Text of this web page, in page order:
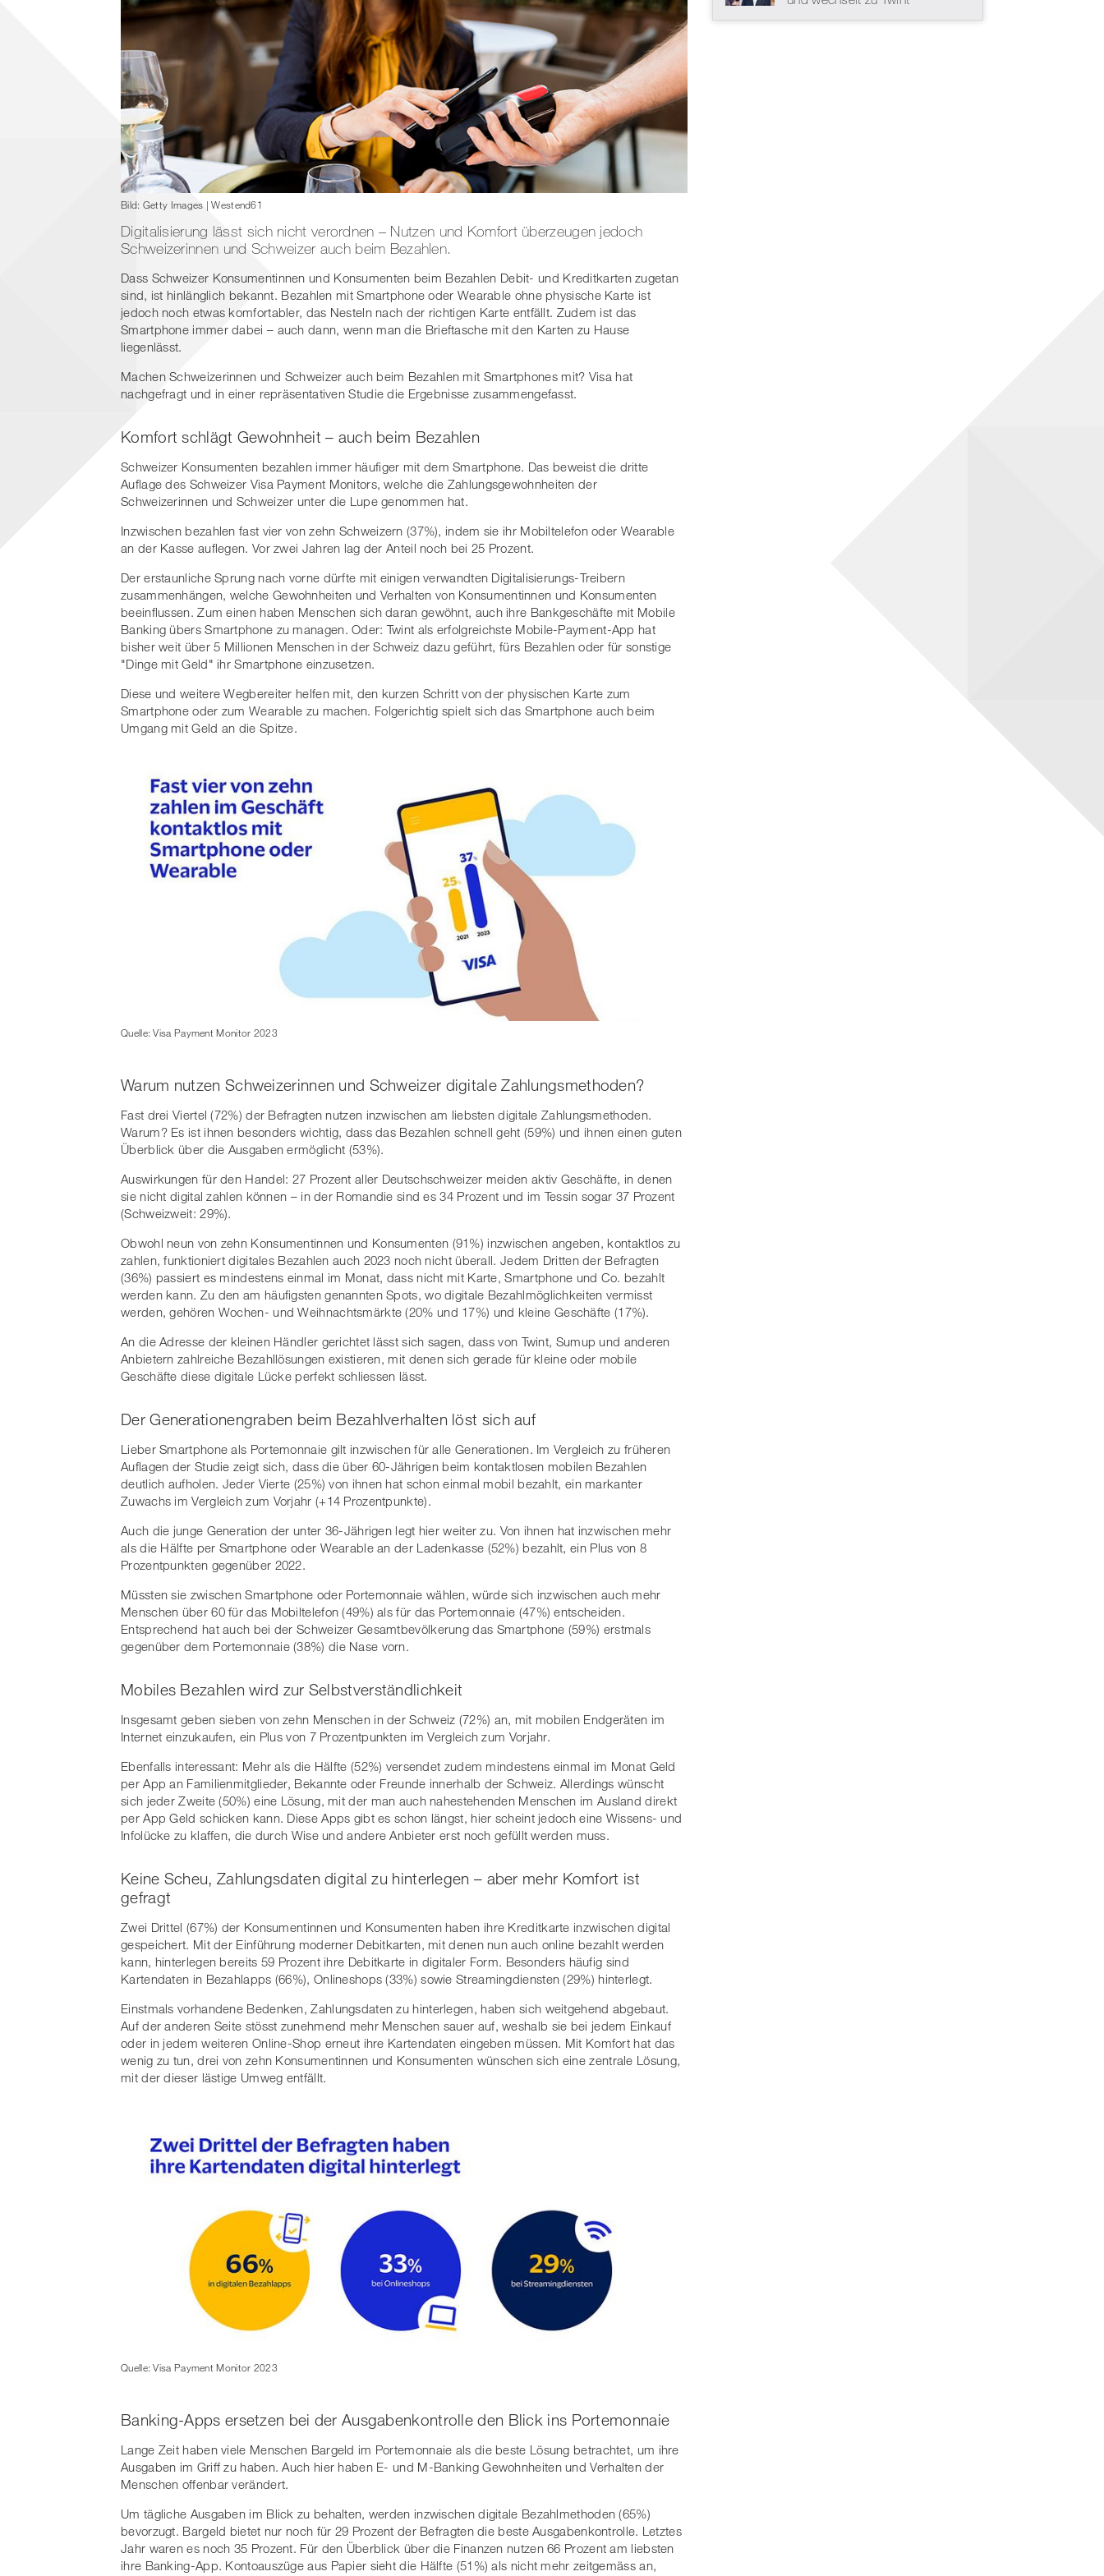
Bild: Getty Images | Westend61
Digitalisierung lässt sich nicht verordnen – Nutzen und Komfort überzeugen jedoch
Schweizerinnen und Schweizer auch beim Bezahlen.
Dass Schweizer Konsumentinnen und Konsumenten beim Bezahlen Debit- und Kreditkarten zugetan
sind, ist hinlänglich bekannt. Bezahlen mit Smartphone oder Wearable ohne physische Karte ist
jedoch noch etwas komfortabler, das Nesteln nach der richtigen Karte entfällt. Zudem ist das
Smartphone immer dabei – auch dann, wenn man die Brieftasche mit den Karten zu Hause
liegenlässt.
Machen Schweizerinnen und Schweizer auch beim Bezahlen mit Smartphones mit? Visa hat
nachgefragt und in einer repräsentativen Studie die Ergebnisse zusammengefasst.
Komfort schlägt Gewohnheit – auch beim Bezahlen
Schweizer Konsumenten bezahlen immer häufiger mit dem Smartphone. Das beweist die dritte
Auflage des Schweizer Visa Payment Monitors, welche die Zahlungsgewohnheiten der
Schweizerinnen und Schweizer unter die Lupe genommen hat.
Inzwischen bezahlen fast vier von zehn Schweizern (37%), indem sie ihr Mobiltelefon oder Wearable
an der Kasse auflegen. Vor zwei Jahren lag der Anteil noch bei 25 Prozent.
Der erstaunliche Sprung nach vorne dürfte mit einigen verwandten Digitalisierungs-Treibern
zusammenhängen, welche Gewohnheiten und Verhalten von Konsumentinnen und Konsumenten
beeinflussen. Zum einen haben Menschen sich daran gewöhnt, auch ihre Bankgeschäfte mit Mobile
Banking übers Smartphone zu managen. Oder: Twint als erfolgreichste Mobile-Payment-App hat
bisher weit über 5 Millionen Menschen in der Schweiz dazu geführt, fürs Bezahlen oder für sonstige
"Dinge mit Geld" ihr Smartphone einzusetzen.
Diese und weitere Wegbereiter helfen mit, den kurzen Schritt von der physischen Karte zum
Smartphone oder zum Wearable zu machen. Folgerichtig spielt sich das Smartphone auch beim
Umgang mit Geld an die Spitze.
Quelle: Visa Payment Monitor 2023
Warum nutzen Schweizerinnen und Schweizer digitale Zahlungsmethoden?
Fast drei Viertel (72%) der Befragten nutzen inzwischen am liebsten digitale Zahlungsmethoden.
Warum? Es ist ihnen besonders wichtig, dass das Bezahlen schnell geht (59%) und ihnen einen guten
Überblick über die Ausgaben ermöglicht (53%).
Auswirkungen für den Handel: 27 Prozent aller Deutschschweizer meiden aktiv Geschäfte, in denen
sie nicht digital zahlen können – in der Romandie sind es 34 Prozent und im Tessin sogar 37 Prozent
(Schweizweit: 29%).
Obwohl neun von zehn Konsumentinnen und Konsumenten (91%) inzwischen angeben, kontaktlos zu
zahlen, funktioniert digitales Bezahlen auch 2023 noch nicht überall. Jedem Dritten der Befragten
(36%) passiert es mindestens einmal im Monat, dass nicht mit Karte, Smartphone und Co. bezahlt
werden kann. Zu den am häufigsten genannten Spots, wo digitale Bezahlmöglichkeiten vermisst
werden, gehören Wochen- und Weihnachtsmärkte (20% und 17%) und kleine Geschäfte (17%).
An die Adresse der kleinen Händler gerichtet lässt sich sagen, dass von Twint, Sumup und anderen
Anbietern zahlreiche Bezahllösungen existieren, mit denen sich gerade für kleine oder mobile
Geschäfte diese digitale Lücke perfekt schliessen lässt.
Der Generationengraben beim Bezahlverhalten löst sich auf
Lieber Smartphone als Portemonnaie gilt inzwischen für alle Generationen. Im Vergleich zu früheren
Auflagen der Studie zeigt sich, dass die über 60-Jährigen beim kontaktlosen mobilen Bezahlen
deutlich aufholen. Jeder Vierte (25%) von ihnen hat schon einmal mobil bezahlt, ein markanter
Zuwachs im Vergleich zum Vorjahr (+14 Prozentpunkte).
Auch die junge Generation der unter 36-Jährigen legt hier weiter zu. Von ihnen hat inzwischen mehr
als die Hälfte per Smartphone oder Wearable an der Ladenkasse (52%) bezahlt, ein Plus von 8
Prozentpunkten gegenüber 2022.
Müssten sie zwischen Smartphone oder Portemonnaie wählen, würde sich inzwischen auch mehr
Menschen über 60 für das Mobiltelefon (49%) als für das Portemonnaie (47%) entscheiden.
Entsprechend hat auch bei der Schweizer Gesamtbevölkerung das Smartphone (59%) erstmals
gegenüber dem Portemonnaie (38%) die Nase vorn.
Mobiles Bezahlen wird zur Selbstverständlichkeit
Insgesamt geben sieben von zehn Menschen in der Schweiz (72%) an, mit mobilen Endgeräten im
Internet einzukaufen, ein Plus von 7 Prozentpunkten im Vergleich zum Vorjahr.
Ebenfalls interessant: Mehr als die Hälfte (52%) versendet zudem mindestens einmal im Monat Geld
per App an Familienmitglieder, Bekannte oder Freunde innerhalb der Schweiz. Allerdings wünscht
sich jeder Zweite (50%) eine Lösung, mit der man auch nahestehenden Menschen im Ausland direkt
per App Geld schicken kann. Diese Apps gibt es schon längst, hier scheint jedoch eine Wissens- und
Infolücke zu klaffen, die durch Wise und andere Anbieter erst noch gefüllt werden muss.
Keine Scheu, Zahlungsdaten digital zu hinterlegen – aber mehr Komfort ist
gefragt
Zwei Drittel (67%) der Konsumentinnen und Konsumenten haben ihre Kreditkarte inzwischen digital
gespeichert. Mit der Einführung moderner Debitkarten, mit denen nun auch online bezahlt werden
kann, hinterlegen bereits 59 Prozent ihre Debitkarte in digitaler Form. Besonders häufig sind
Kartendaten in Bezahlapps (66%), Onlineshops (33%) sowie Streamingdiensten (29%) hinterlegt.
Einstmals vorhandene Bedenken, Zahlungsdaten zu hinterlegen, haben sich weitgehend abgebaut.
Auf der anderen Seite stösst zunehmend mehr Menschen sauer auf, weshalb sie bei jedem Einkauf
oder in jedem weiteren Online-Shop erneut ihre Kartendaten eingeben müssen. Mit Komfort hat das
wenig zu tun, drei von zehn Konsumentinnen und Konsumenten wünschen sich eine zentrale Lösung,
mit der dieser lästige Umweg entfällt.
Quelle: Visa Payment Monitor 2023
Banking-Apps ersetzen bei der Ausgabenkontrolle den Blick ins Portemonnaie
Lange Zeit haben viele Menschen Bargeld im Portemonnaie als die beste Lösung betrachtet, um ihre
Ausgaben im Griff zu haben. Auch hier haben E- und M-Banking Gewohnheiten und Verhalten der
Menschen offenbar verändert.
Um tägliche Ausgaben im Blick zu behalten, werden inzwischen digitale Bezahlmethoden (65%)
bevorzugt. Bargeld bietet nur noch für 29 Prozent der Befragten die beste Ausgabenkontrolle. Letztes
Jahr waren es noch 35 Prozent. Für den Überblick über die Finanzen nutzen 66 Prozent am liebsten
ihre Banking-App. Kontoauszüge aus Papier sieht die Hälfte (51%) als nicht mehr zeitgemäss an,